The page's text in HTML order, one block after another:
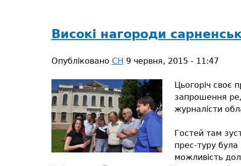
Матінко
Божа!
Високі нагороди
Опубліковано СН 9 червня, 2015 - 11:47
Цьогоріч своє
запрошення
журналісти
Гостей там
прес-туру
можливість